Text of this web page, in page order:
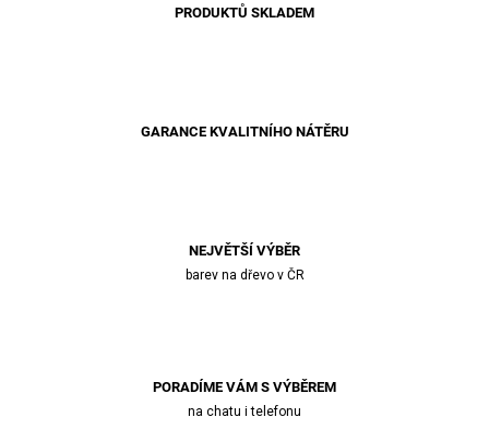
PRODUKTŮ SKLADEM
GARANCE KVALITNÍHO NÁTĚRU
NEJVĚTŠÍ VÝBĚR
barev na dřevo v ČR
PORADÍME VÁM S VÝBĚREM
na chatu i telefonu